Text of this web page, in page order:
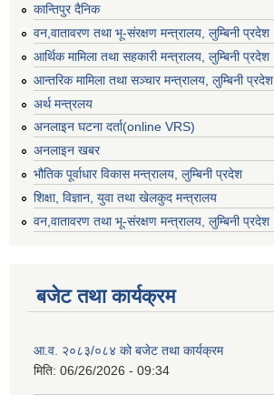
कान्तिपुर दैनिक
वन,वातावरण तथा भू-संरक्षण मन्त्रालय, लुम्बिनी प्रदेश
आर्थिक मामिला तथा सहकारी मन्त्रालय, लुम्बिनी प्रदेश
आन्तरिक मामिला तथा सञ्चार मन्त्रालय, लुम्बिनी प्रदेश
अर्थ मन्त्रलय
अनलाइन घटना दर्ता(online VRS)
अनलाइन खबर
भौतिक पूर्वाधार विकास मन्त्रालय, लुम्बिनी प्रदेश
शिक्षा, विज्ञान, युवा तथा खेलकुद मन्‍‍त्रालय
वन,वातावरण तथा भू-संरक्षण मन्त्रालय, लुम्बिनी प्रदेश
बजेट तथा कार्यक्रम
आ.व. २०८३/०८४ को बजेट तथा कार्यक्रम
मिति: 06/26/2026 - 09:34